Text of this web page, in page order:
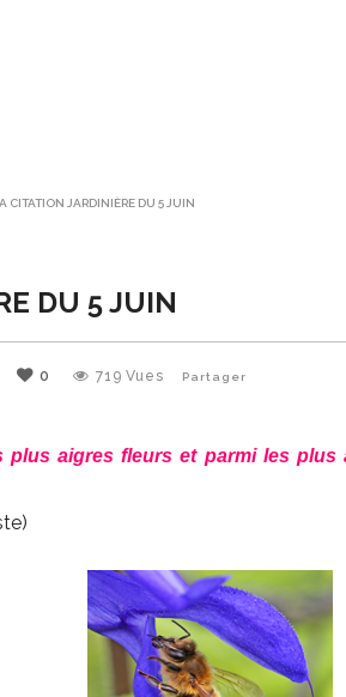
CITATION JARDINIÈRE DU 5 JUIN
DU 5 JUIN
0 719 Vues Partager
plus aigres fleurs et parmi les